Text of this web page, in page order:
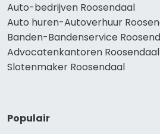
Auto-bedrijven Roosendaal
Auto huren-Autoverhuur
Banden-Bandenservice
Advocatenkantoren Roosendaal
Slotenmaker Roosendaal
Populair